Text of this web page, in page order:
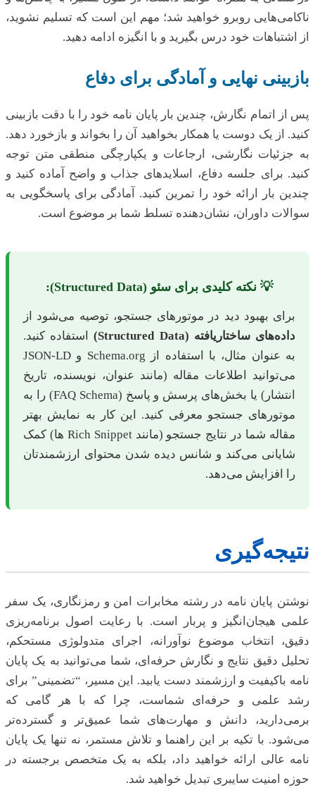
ناکامی‌هایی روبرو خواهید شد؛ مهم این است که تسلیم نشوید،
از اشتباهات خود درس بگیرید و با انگیزه ادامه دهید.
بازبینی نهایی و آمادگی برای دفاع
پس از اتمام نگارش، چندین بار پایان نامه خود را با دقت بازبینی
کنید. از یک دوست یا همکار بخواهید آن را بخواند و بازخورد دهد.
به جزئیات نگارشی، ارجاعات و یکپارچگی منطقی متن توجه
کنید. برای جلسه دفاع، اسلایدهای جذاب و واضح آماده کنید و
چندین بار ارائه خود را تمرین کنید. آمادگی برای پاسخگویی به
سوالات داوران، نشان‌دهنده تسلط شما بر موضوع است.
💡 نکته کلیدی برای سئو (Structured Data):
برای بهبود دید در موتورهای جستجو، توصیه می‌شود از
داده‌های ساختاریافته (Structured Data)
استفاده کنید.
به عنوان مثال، با استفاده از Schema.org و JSON-LD
می‌توانید اطلاعات مقاله (مانند عنوان، نویسنده، تاریخ
انتشار) یا بخش‌های پرسش و پاسخ (FAQ Schema) را به
موتورهای جستجو معرفی کنید. این کار به نمایش بهتر
مقاله شما در نتایج جستجو (مانند Rich Snippet ها) کمک
شایانی می‌کند و شانس دیده شدن محتوای ارزشمندتان
را افزایش می‌دهد.
نتیجه‌گیری
نوشتن پایان نامه در رشته مخابرات امن و رمزنگاری، یک سفر
علمی هیجان‌انگیز و پربار است. با رعایت اصول برنامه‌ریزی
دقیق، انتخاب موضوع نوآورانه، اجرای متدولوژی مستحکم،
تحلیل دقیق نتایج و نگارش حرفه‌ای، شما می‌توانید به یک پایان
نامه باکیفیت و ارزشمند دست یابید. این مسیر، “تضمینی” برای
رشد علمی و حرفه‌ای شماست، چرا که با هر گامی که
برمی‌دارید، دانش و مهارت‌های شما عمیق‌تر و گسترده‌تر
می‌شود. با تکیه بر این راهنما و تلاش مستمر، نه تنها یک پایان
نامه عالی ارائه خواهید داد، بلکه به یک متخصص برجسته در
حوزه امنیت سایبری تبدیل خواهید شد.